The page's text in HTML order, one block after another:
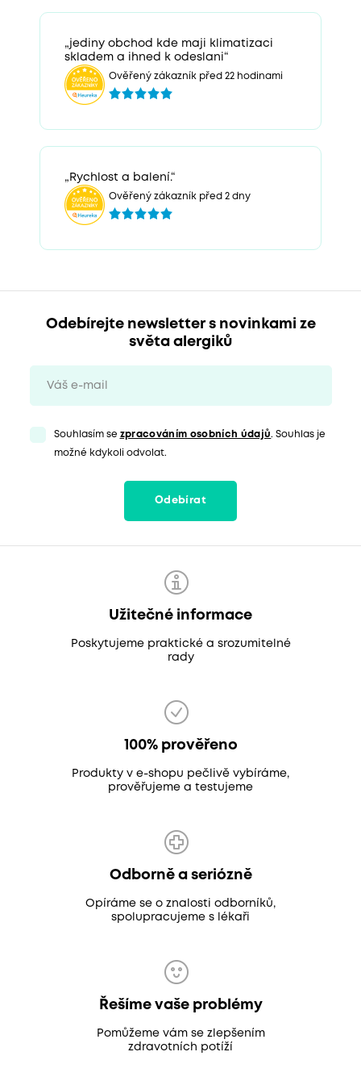
„jediny obchod kde maji klimatizaci
skladem a ihned k odeslani“
Ověřený zákazník před 22 hodinami
„Rychlost a balení.“
Ověřený zákazník před 2 dny
Odebírejte newsletter s novinkami ze
světa alergiků
Souhlasím se zpracováním osobních údajů. Souhlas je
možné kdykoli odvolat.
Odebírat
Užitečné informace
Poskytujeme praktické a srozumitelné
rady
100% prověřeno
Produkty v e-shopu pečlivě vybíráme,
prověřujeme a testujeme
Odborně a seriózně
Opíráme se o znalosti odborníků,
spolupracujeme s lékaři
Řešíme vaše problémy
Pomůžeme vám se zlepšením
zdravotních potíží